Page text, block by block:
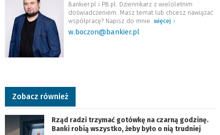
Bankier.pl i PB.pl. Dziennikarz z wieloletnim
doświadczeniem. Masz temat lub chcesz nawiązać
współpracę? Napisz do mnie. więcej ›
w.boczon@bankier.pl
Zobacz również
Rząd radzi trzymać gotówkę na czarną godzinę.
Banki robią wszystko, żeby było o nią trudniej